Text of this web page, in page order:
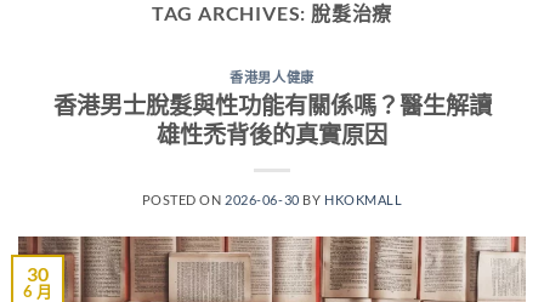
TAG ARCHIVES: 脫髮治療
香港男人健康
香港男士脫髮與性功能有關係嗎？醫生解讀
雄性禿背後的真實原因
POSTED ON 2026-06-30 BY HKOKMALL
30
6 月